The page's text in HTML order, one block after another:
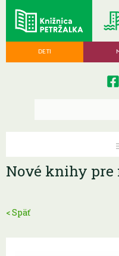
DETI
Nové knihy pre
< Späť